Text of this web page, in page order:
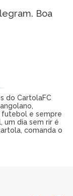
Boa
do CartolaFC
futebol e sempre
um dia sem rir é
comanda o